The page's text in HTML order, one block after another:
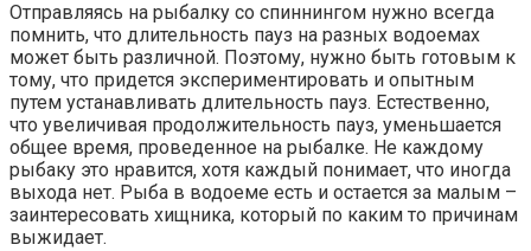
Отправляясь на рыбалку со спиннингом нужно всегда
помнить, что длительность пауз на разных водоемах
может быть различной. Поэтому, нужно быть готовым к
тому, что придется экспериментировать и опытным
путем устанавливать длительность пауз. Естественно,
что увеличивая продолжительность пауз, уменьшается
общее время, проведенное на рыбалке. Не каждому
рыбаку это нравится, хотя каждый понимает, что иногда
выхода нет. Рыба в водоеме есть и остается за малым –
заинтересовать хищника, который по каким то причинам
выжидает.